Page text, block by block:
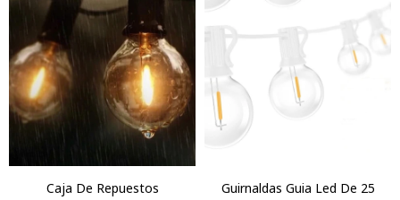
Caja De Repuestos
Guirnaldas Guia Led De 25